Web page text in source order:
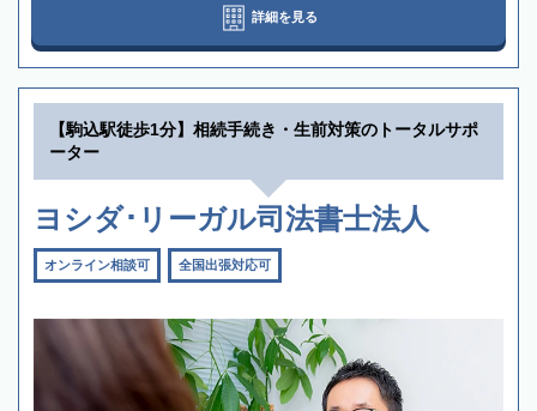
詳細を見る
【駒込駅徒歩1分】相続手続き・生前対策のトータルサポ
ーター
ヨシダ･リーガル司法書士法人
オンライン相談可 全国出張対応可